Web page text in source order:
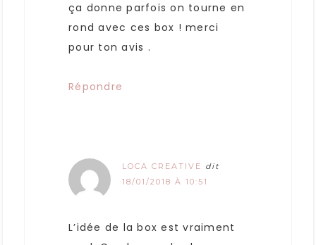
ça donne parfois on tourne en
rond avec ces box ! merci
pour ton avis .
Répondre
LOCA CREATIVE dit
18/01/2018 À 10:51
L’idée de la box est vraiment